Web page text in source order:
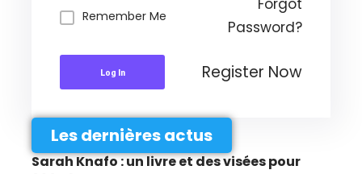
Remember Me
Forgot
Password?
Log In Register Now
Les dernières actus
Sarah Knafo : un livre et des visées pour